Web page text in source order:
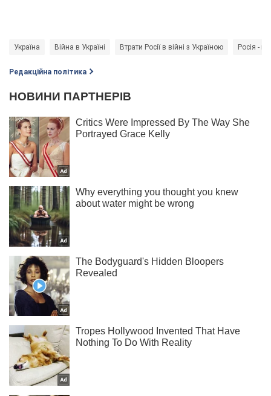
Україна Війна в Україні Втрати Росії в війні з Україною Росія -
Редакційна політика